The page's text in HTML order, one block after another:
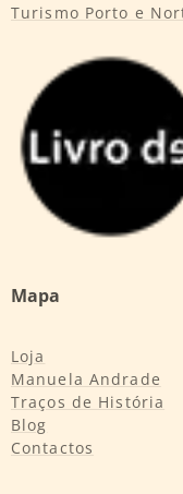
Turismo Porto e
Mapa
Loja
Manuela Andrade
Traços de História
Blog
Contactos